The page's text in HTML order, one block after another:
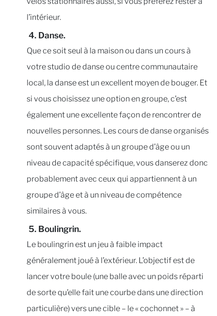
l’intérieur.
4. Danse.
Que ce soit seul à la maison ou dans un cours à
votre studio de danse ou centre communautaire
local, la danse est un excellent moyen de bouger. Et
si vous choisissez une option en groupe, c’est
également une excellente façon de rencontrer de
nouvelles personnes. Les cours de danse organisés
sont souvent adaptés à un groupe d’âge ou un
niveau de capacité spécifique, vous danserez donc
probablement avec ceux qui appartiennent à un
groupe d’âge et à un niveau de compétence
similaires à vous.
5. Boulingrin.
Le boulingrin est un jeu à faible impact
généralement joué à l’extérieur. L’objectif est de
lancer votre boule (une balle avec un poids réparti
de sorte qu’elle fait une courbe dans une direction
particulière) vers une cible – le « cochonnet » – à